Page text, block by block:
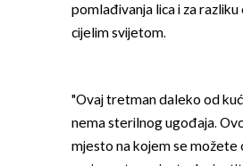
pomlađivanja lica i za
cijelim svijetom.
"Ovaj tretman daleko od
nema sterilnog ugođaja.
mjesto na kojem se možete